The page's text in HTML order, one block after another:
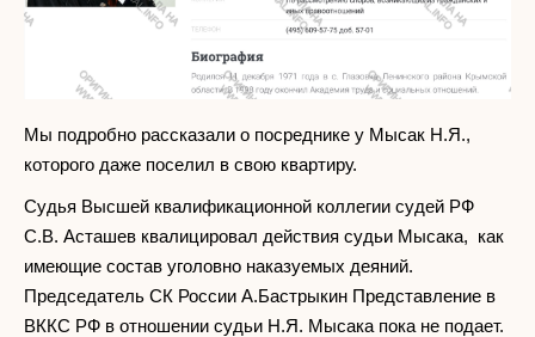
Мы подробно рассказали о посреднике у Мысак Н.Я.,
которого даже поселил в свою квартиру.
Судья Высшей квалификационной коллегии судей РФ
С.В. Асташев квалицировал действия судьи Мысака, как
имеющие состав уголовно наказуемых деяний.
Председатель СК России А.Бастрыкин Представление в
ВККС РФ в отношении судьи Н.Я. Мысака пока не подает.